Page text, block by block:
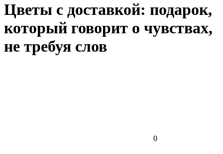
Цветы с доставкой: подарок,
который говорит о чувствах,
не требуя слов
0